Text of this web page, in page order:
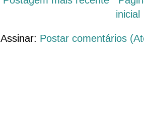
inicial
Assinar: Postar comentários